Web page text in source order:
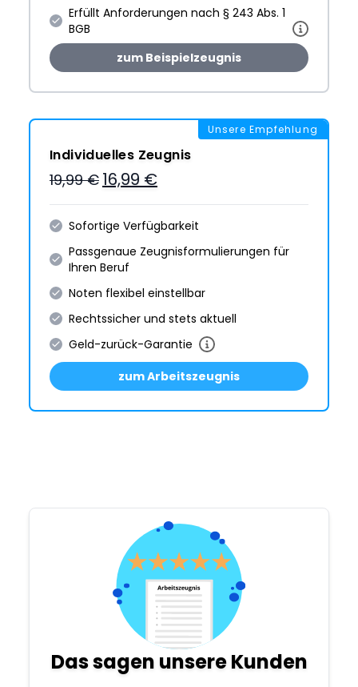
Erfüllt Anforderungen nach § 243 Abs. 1
BGB
zum Beispielzeugnis
Unsere Empfehlung
Individuelles Zeugnis
19,99 € 16,99 €
Sofortige Verfügbarkeit
Passgenaue Zeugnis­formulie­rungen für
Ihren Beruf
Noten flexibel einstellbar
Rechtssicher und stets aktuell
Geld-zurück-Garantie
zum Arbeitszeugnis
Das sagen unsere Kunden